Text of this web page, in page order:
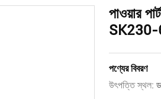
পাওয়ার
SK230-6
পণ্যের বিবরণ
উৎপত্তি স্থল: